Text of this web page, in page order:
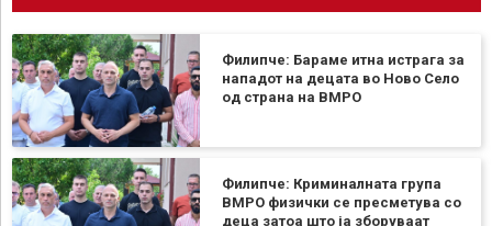
Филипче: Бараме итна истрага за
нападот на децата во Ново Село
од страна на ВМРО
Филипче: Криминалната група
ВМРО физички се пресметува со
деца затоа што ја зборуваат